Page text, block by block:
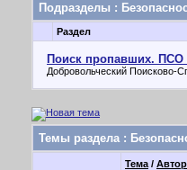
Подразделы :
Раздел
Поиск пропавших. ПСО
Добровольческий Поисково-
Темы раздела:
Тема / Автор